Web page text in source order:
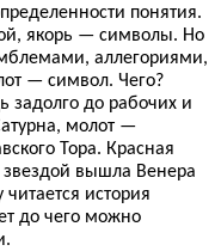
понятия.
якорь — символы. Но
аллегориями,
— символ. Чего?
задолго до рабочих и
молот —
Тора. Красная
вышла Венера
история
до чего можно